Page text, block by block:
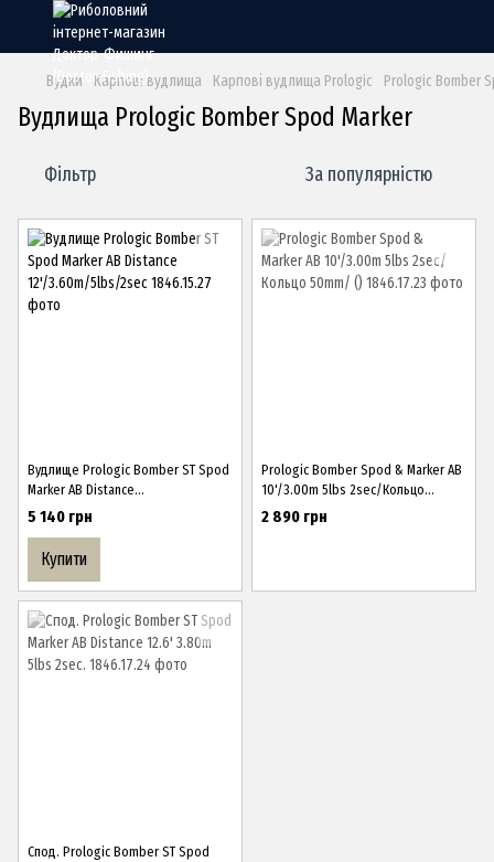
Вудки Карпові вудлища Карпові вудлища Prologic Prologic Bomber
Вудлища Prologic Bomber Spod Marker
Фільтр За популярністю
Вудлище Prologic Bomber ST Spod
Marker AB Distance
12'/3.60m/5lbs/2sec
5 140 грн
Купити
Prologic Bomber Spod & Marker AB
10'/3.00m 5lbs 2sec/Кольцо
50mm/ ()
2 890 грн
Спод. Prologic Bomber ST Spod